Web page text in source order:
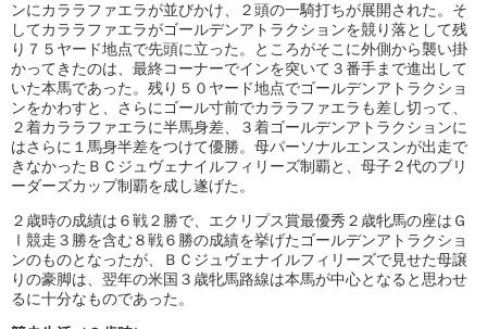
ンにカララファエラが並びかけ、２頭の一騎打ちが展開された。そ
してカララファエラがゴールデンアトラクションを競り落として残
り７５ヤード地点で先頭に立った。ところがそこに外側から襲い掛
かってきたのは、最終コーナーでインを突いて３番手まで進出して
いた本馬であった。残り５０ヤード地点でゴールデンアトラクショ
ンをかわすと、さらにゴール寸前でカララファエラも差し切って、
２着カララファエラに半馬身差、３着ゴールデンアトラクションに
はさらに１馬身半差をつけて優勝。母パーソナルエンスンが出走で
きなかったＢＣジュヴェナイルフィリーズ制覇と、母子２代のブリ
ーダーズカップ制覇を成し遂げた。
２歳時の成績は６戦２勝で、エクリプス賞最優秀２歳牝馬の座はＧ
Ⅰ競走３勝を含む８戦６勝の成績を挙げたゴールデンアトラクショ
ンのものとなったが、ＢＣジュヴェナイルフィリーズで見せた母譲
りの豪脚は、翌年の米国３歳牝馬路線は本馬が中心となると思わせ
るに十分なものであった。